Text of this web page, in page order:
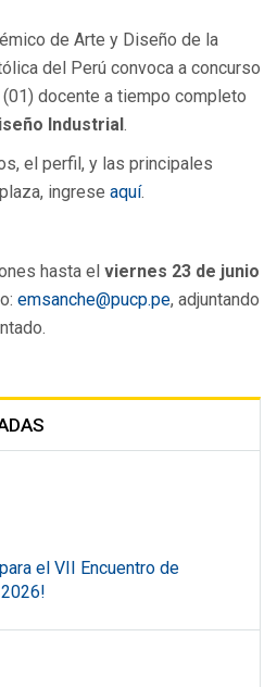
de Arte y Diseño de la
del Perú convoca a concurso
docente a tiempo completo
Industrial.
el perfil, y las principales
ingrese aquí.
hasta el viernes 23 de junio
emsanche@pucp.pe, adjuntando
el VII Encuentro de